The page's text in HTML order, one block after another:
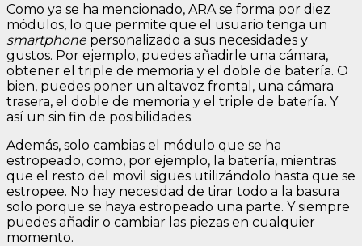
Como ya se ha mencionado, ARA se forma por diez
módulos, lo que permite que el usuario tenga un
smartphonepersonalizado a sus necesidades y
gustos. Por ejemplo, puedes añadirle una cámara,
obtener el triple de memoria y el doble de batería. O
bien, puedes poner un altavoz frontal, una cámara
trasera, el doble de memoria y el triple de batería. Y
así un sin fin de posibilidades.
Además, solo cambias el módulo que se ha
estropeado, como, por ejemplo, la batería, mientras
que el resto del movil sigues utilizándolo hasta que se
estropee. No hay necesidad de tirar todo a la basura
solo porque se haya estropeado una parte. Y siempre
puedes añadir o cambiar las piezas en cualquier
momento.